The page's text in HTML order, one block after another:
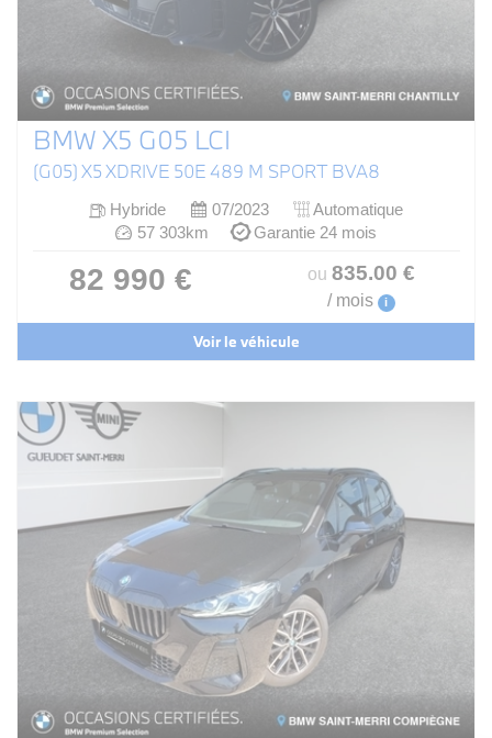
BMW X5 G05 LCI
(G05) X5 XDRIVE 50E 489 M SPORT BVA8
Hybride 07/2023
Automatique
57 303km
Garantie 24 mois
82 990 € ou 835.00 €
/ mois i
Voir le véhicule